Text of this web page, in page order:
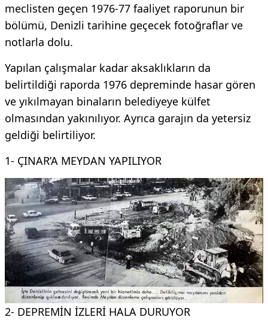
meclisten geçen 1976-77 faaliyet raporunun bir
bölümü, Denizli tarihine geçecek fotoğraflar ve
notlarla dolu.
Yapılan çalışmalar kadar aksaklıkların da
belirtildiği raporda 1976 depreminde hasar gören
ve yıkılmayan binaların belediyeye külfet
olmasından yakınılıyor. Ayrıca garajın da yetersiz
geldiği belirtiliyor.
1- ÇINAR’A MEYDAN YAPILIYOR
2- DEPREMİN İZLERİ HALA DURUYOR